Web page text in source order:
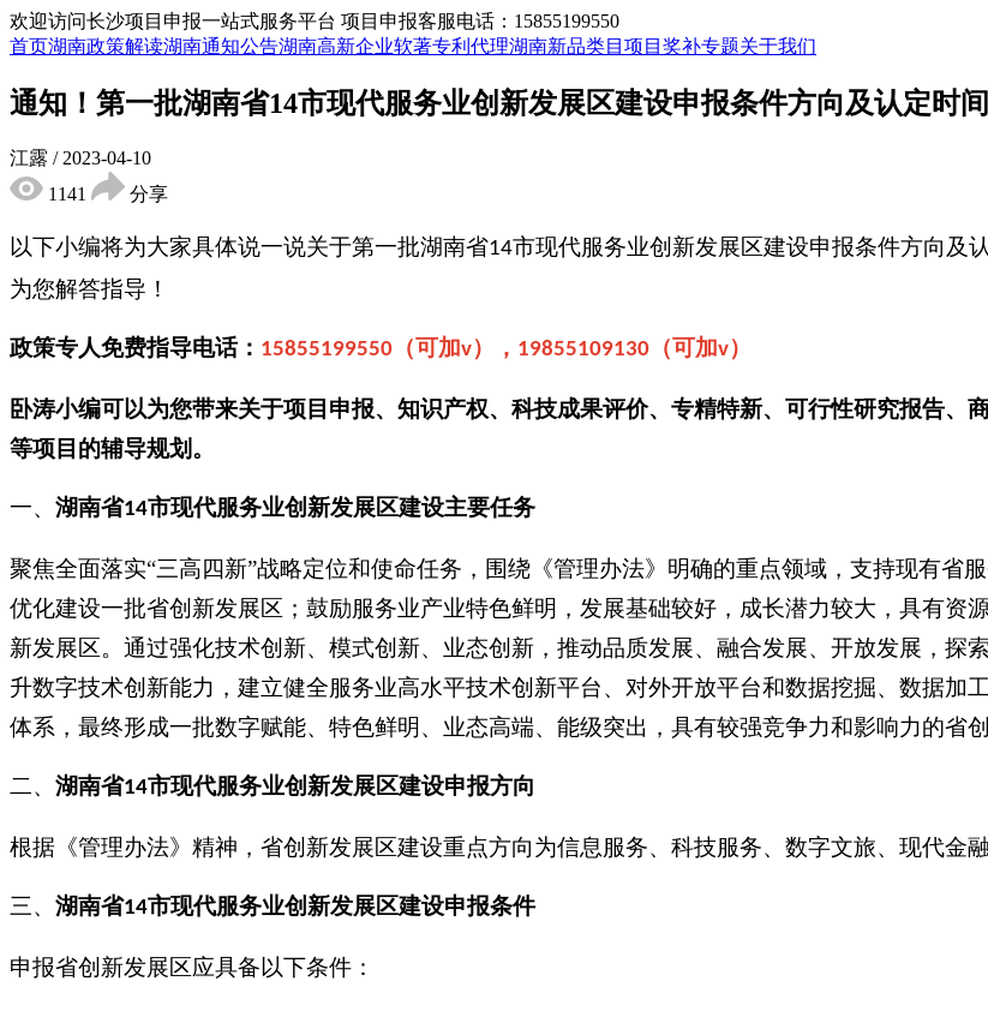
欢迎访问长沙项目申报一站式服务平台 项目申报客服电话：15855199550
首页湖南政策解读湖南通知公告湖南高新企业软著专利代理湖南新品类目 项目奖补专题关于我们
通知！第一批湖南省14市现代服务业创新发展区建设申报条件方向及认定时间
江露 / 2023-04-10
1141
分享
以下小编将为大家具体说一说关于第一批湖南省14市现代服务业创新发展区建设申报条件方向及
为您解答指导！
政策专人免费指导电话： 15855199550 （可加v）， 19855109130 （可加v）
卧涛小编可以为您带来关于项目申报、知识产权、科技成果评价、专精特新、可行性研究报告
等项目的辅导规划。
一、 湖南省14市现代服务业创新发展区建设主要任务
聚焦全面落实“三高四新”战略定位和使命任务，围绕《管理办法》明确的重点领域，支持现有省
优化建设一批省创新发展区；鼓励服务业产业特色鲜明，发展基础较好，成长潜力较大，具有资
新发展区。通过强化技术创新、模式创新、业态创新，推动品质发展、融合发展、开放发展，探
升数字技术创新能力，建立健全服务业高水平技术创新平台、对外开放平台和数据挖掘、数据加
体系，最终形成一批数字赋能、特色鲜明、业态高端、能级突出，具有较强竞争力和影响力的省创
二、 湖南省14市现代服务业创新发展区建设申报方向
根据《管理办法》精神，省创新发展区建设重点方向为信息服务、科技服务、数字文旅、现代金
三、 湖南省14市现代服务业创新发展区建设申报条件
申报省创新发展区应具备以下条件：